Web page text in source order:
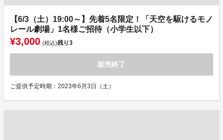
【6/3（土）19:00～】先着5名限定！「天空を駆けるモノ
レール劇場」1名様ご招待（小学生以下）
¥3,000 (税込)残り3
販売終了
ご提供予定時期：2023年6月3日（土）